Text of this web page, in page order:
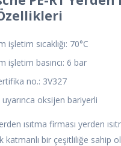
işletim sıcaklığı: 70°C
işletim basıncı: 6 bar
no.: 3V327
oksijen bariyerli
ısıtma firması yerden
katmanlı bir çeşitliliğe sahip